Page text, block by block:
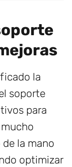
la
soporte
para
la mano
optimizar